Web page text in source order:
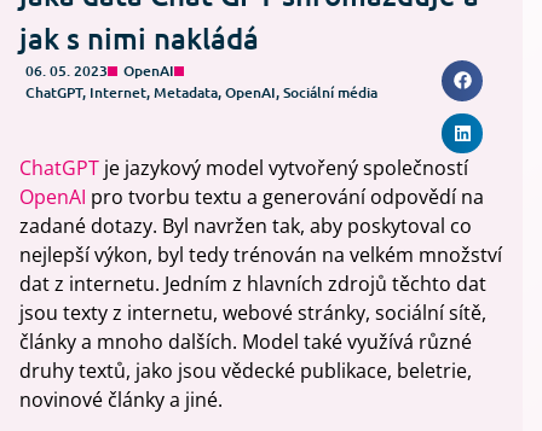
jak s nimi nakládá
06. 05. 2023
OpenAI
ChatGPT, Internet,Metadata,OpenAI,Sociální média
ChatGPT je jazykový model vytvořený společností
OpenAI pro tvorbu textu a generování odpovědí na
zadané dotazy. Byl navržen tak, aby poskytoval co
nejlepší výkon, byl tedy trénován na velkém množství
dat z internetu. Jedním z hlavních zdrojů těchto dat
jsou texty z internetu, webové stránky, sociální sítě,
články a mnoho dalších. Model také využívá různé
druhy textů, jako jsou vědecké publikace, beletrie,
novinové články a jiné.